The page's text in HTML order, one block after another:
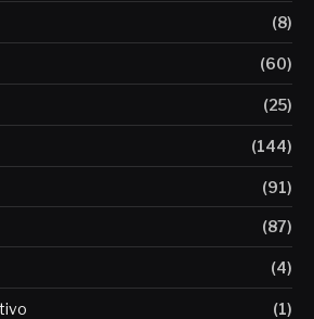
(8)
(60)
(25)
(144)
(91)
(87)
(4)
(1)